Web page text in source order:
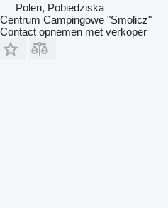
Polen, Pobiedziska
Centrum Campingowe "Smolicz"
Contact opnemen met verkoper